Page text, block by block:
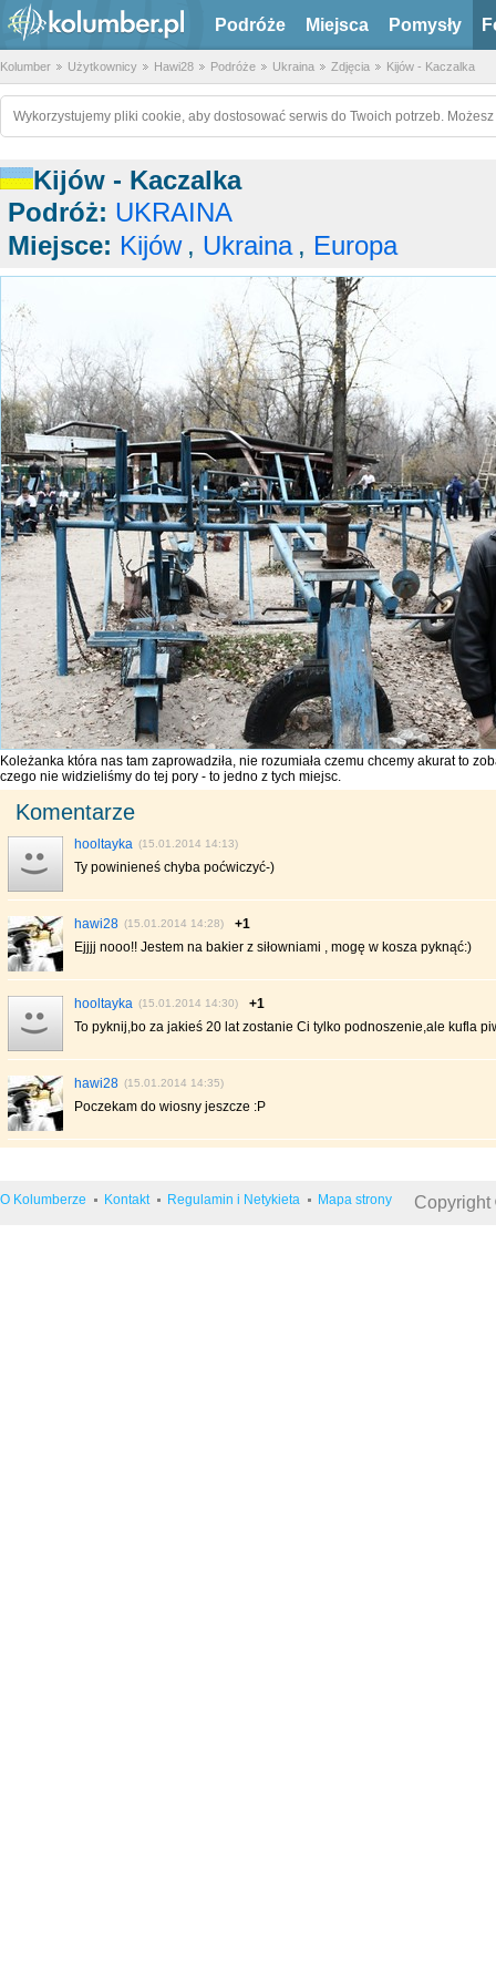
Podróże Miejsca Pomysły
Kolumber Użytkownicy Hawi28 Podróże Ukraina Zdjęcia Kijów - Kaczalka
Wykorzystujemy pliki cookie, aby dostosować serwis do Twoich potrzeb.
Kijów - Kaczalka
Podróż: UKRAINA
Miejsce: Kijów , Ukraina , Europa
Koleżanka która nas tam zaprowadziła, nie rozumiała czemu chcemy akurat to
czego nie widzieliśmy do tej pory - to jedno z tych miejsc.
Komentarze
hooltayka (15.01.2014 14:13)
Ty powinieneś chyba poćwiczyć-)
hawi28 (15.01.2014 14:28)
+1
Ejjjj nooo!! Jestem na bakier z siłowniami , mogę w kosza pyknąć:)
hooltayka (15.01.2014 14:30)
+1
To pyknij,bo za jakieś 20 lat zostanie Ci tylko podnoszenie,ale kufla
hawi28 (15.01.2014 14:35)
Poczekam do wiosny jeszcze :P
O Kolumberze Kontakt Regulamin i Netykieta Mapa strony